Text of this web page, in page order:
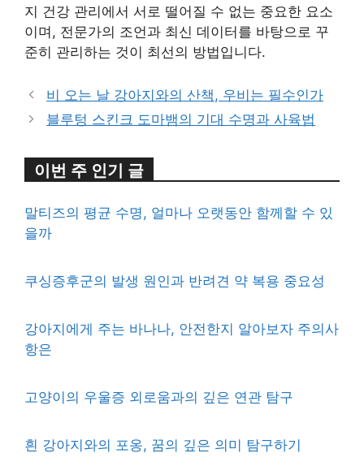
지 건강 관리에서 서로 떨어질 수 없는 중요한 요소
이며, 전문가의 조언과 최신 데이터를 바탕으로 꾸
준히 관리하는 것이 최선의 방법입니다.
비 오는 날 강아지와의 산책, 우비는 필수인가
블루텅 스킨크 도마뱀의 기대 수명과 사육법
이번 주 인기 글
말티즈의 평균 수명, 얼마나 오랫동안 함께할 수 있
을까
쿠싱증후군의 발생 원인과 반려견 약 복용 중요성
강아지에게 주는 바나나, 안전한지 알아보자 주의사
항은
고양이의 우울증 외로움과의 깊은 연관 탐구
흰 강아지와의 포옹, 꿈의 깊은 의미 탐구하기